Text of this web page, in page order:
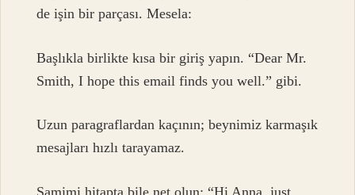
de işin bir parçası. Mesela:
Başlıkla birlikte kısa bir giriş yapın. “Dear Mr.
Smith, I hope this email finds you well.” gibi.
Uzun paragraflardan kaçının; beynimiz karmaşık
mesajları hızlı tarayamaz.
Samimi hitapta bile net olun: “Hi Anna, just